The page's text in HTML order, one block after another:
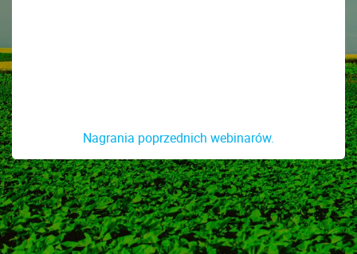
Nagrania poprzednich webinarów.